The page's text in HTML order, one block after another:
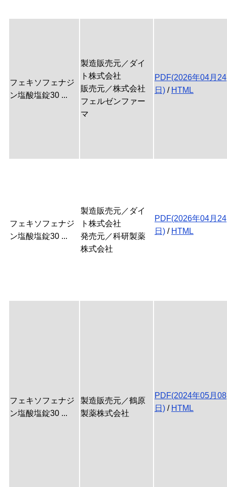
フェキソフェナジ
ン塩酸塩錠30 ...
製造販売元／ダイ
ト株式会社
販売元／株式会社
フェルゼンファー
マ
PDF(2026年04月24
日) / HTML
フェキソフェナジ
ン塩酸塩錠30 ...
製造販売元／ダイ
ト株式会社
発売元／科研製薬
株式会社
PDF(2026年04月24
日) / HTML
フェキソフェナジ
ン塩酸塩錠30 ...
製造販売元／鶴原
製薬株式会社
PDF(2024年05月08
日) / HTML